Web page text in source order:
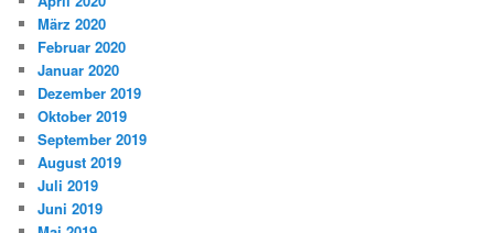
März 2020
Februar 2020
Januar 2020
Dezember 2019
Oktober 2019
September 2019
August 2019
Juli 2019
Juni 2019